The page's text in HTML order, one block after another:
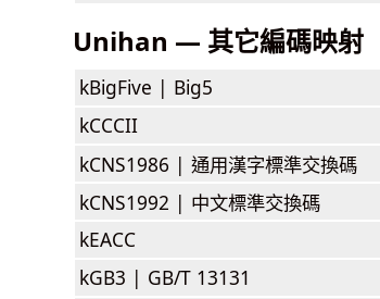
Unihan — 其它編碼映射
kBigFive | Big5
kCCCII
kCNS1986 | 通用漢字標準交換碼
kCNS1992 | 中文標準交換碼
kEACC
kGB3 | GB/T 13131